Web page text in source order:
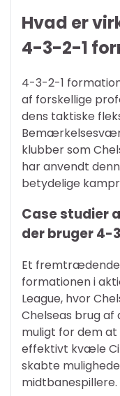
Hvad er
4-3-2-1
4-3-2-1
af forskellige
dens taktiske
klubber som
har anvendt
betydelige
Case studier
der bruger 4-
Et
formationen i
League, hvor
Chelseas brug
muligt for dem
effektivt kvæle
skabte
midtbanespillere.